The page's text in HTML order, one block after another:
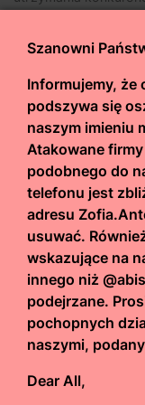
technologii oraz
do nowych wyzwań
świadczonych
informatyki i
przedsiębiorstw
usługi automatyki
na profesjonalne
problemów
automatyki.
techniczne, ale
zespół działający
przekłada się na
Trendy w
Szanowni
Informujemy, że
podszywa się
naszym imieniu
Atakowane
podobnego do
telefonu jest
adresu
usuwać.
wskazujące na
innego niż
podejrzane.
pochopnych
naszymi,
Dear All,